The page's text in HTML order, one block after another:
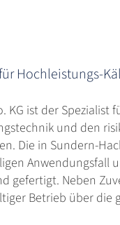
Hochleistungs-
KG ist der
und den
Die in Sundern-
Anwendungsfall
gefertigt. Neben
Betrieb über die